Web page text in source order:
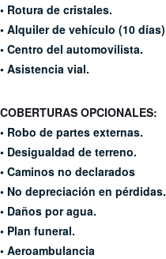
• Rotura de cristales.
• Alquiler de vehículo (10 días)
• Centro del automovilista.
• Asistencia vial.
COBERTURAS OPCIONALES:
• Robo de partes externas.
• Desigualdad de terreno.
• Caminos no declarados
• No depreciación en pérdidas.
• Daños por agua.
• Plan funeral.
• Aeroambulancia